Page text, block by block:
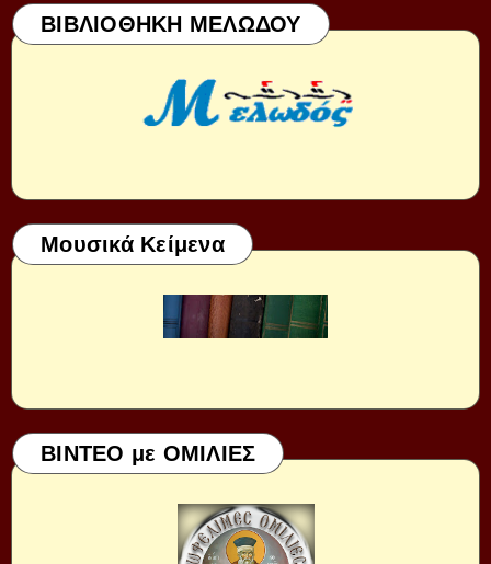
ΒΙΒΛΙΟΘΗΚΗ ΜΕΛΩΔΟΥ
Μουσικά Κείμενα
ΒΙΝΤΕΟ με ΟΜΙΛΙΕΣ